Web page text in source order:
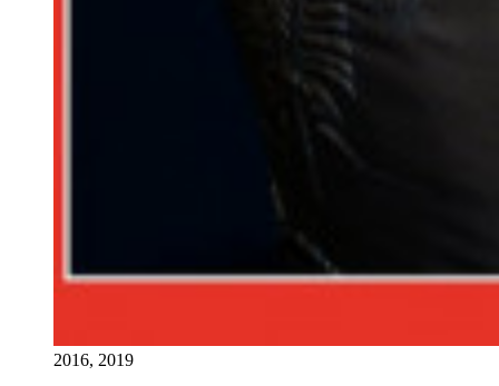
2016, 2019